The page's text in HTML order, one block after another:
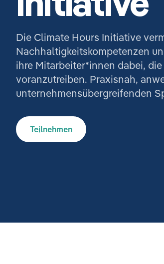
Die Climate Hours Initiative
Nachhaltigkeitskompetenzen
ihre Mitarbeiter*innen dabei,
voranzutreiben. Praxisnah,
unternehmensübergreifenden
Teilnehmen